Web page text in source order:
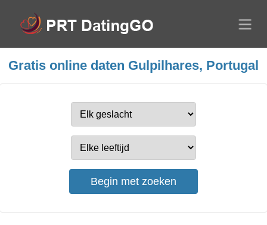
Gratis online daten Gulpilhares, Portugal